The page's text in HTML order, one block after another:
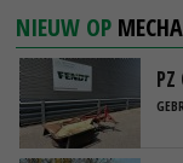
NIEUW OP